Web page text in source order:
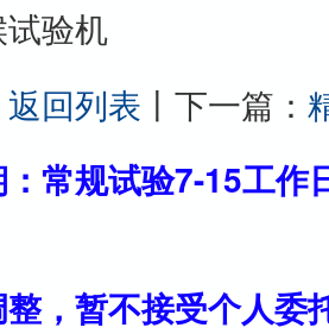
验机
返回列表 丨下一篇：
常规试验7-15工作
，暂不接受个人委